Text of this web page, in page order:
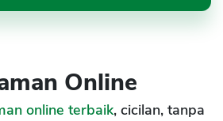
Online
online terbaik, cicilan, tanpa